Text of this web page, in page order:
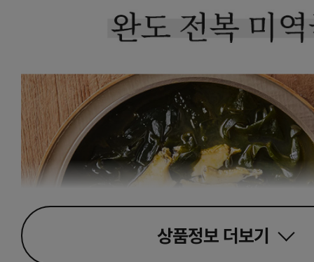
상품정보 더보기